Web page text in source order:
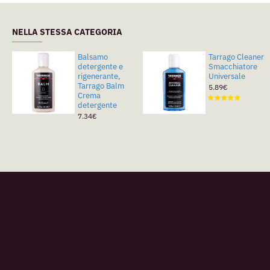
NELLA STESSA CATEGORIA
Balsamo
detergente e
rigenerante,
Tarrago Balm
Crema
detergente
7.34€
Tarrago Cleaner
Smacchiatore
Universale
5.89€